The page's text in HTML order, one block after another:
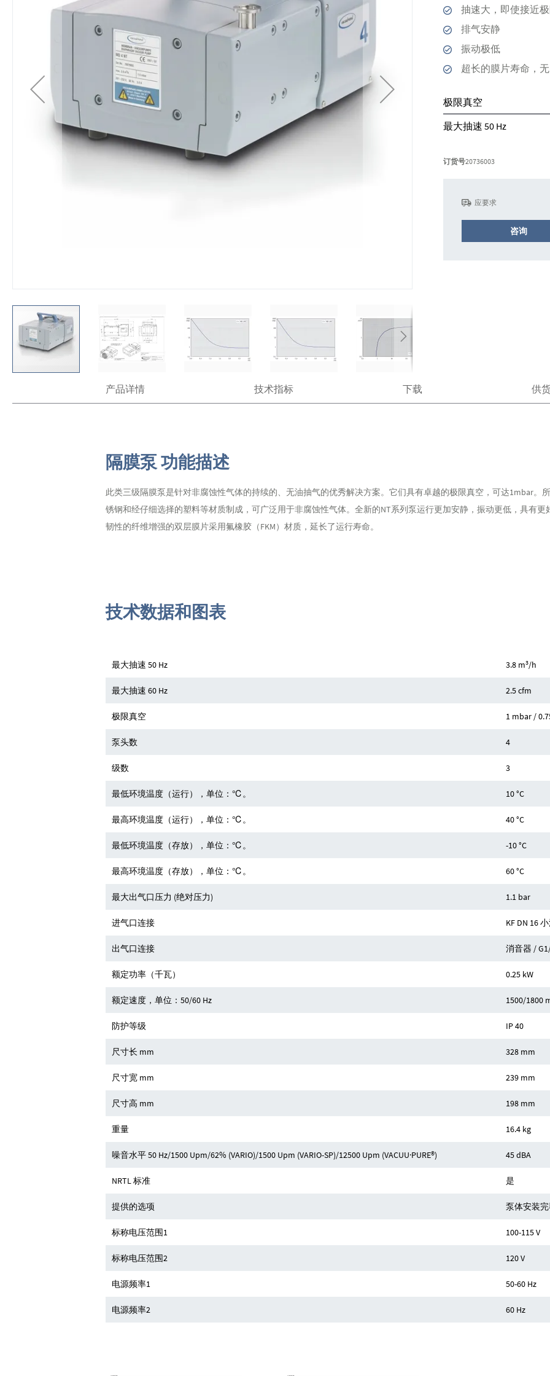
到
抽速大，即使接近
排气安静
振动极低
超长的膜片寿命，
极限真空
最大抽速 50 Hz
订货号20736003
应要求
咨询
产品详情 技术指标 下载 供
隔膜泵 功能描述
此类三级隔膜泵是针对非腐蚀性气体的持续的、无油抽气的优秀解决方案。它们具有卓越的极限真空，可达1mbar。
锈钢和经仔细选择的塑料等材质制成，可广泛用于非腐蚀性气体。全新的NT系列泵运行更加安静，振动更低，具有
韧性的纤维增强的双层膜片采用氟橡胶（FKM）材质，延长了运行寿命。
技术数据和图表
最大抽速 50 Hz 3.8 m3/h
最大抽速 60 Hz 2.5 cfm
极限真空 1 mbar /
泵头数 4
级数 3
最低环境温度（运行），单位：℃。 10 °C
最高环境温度（运行），单位：℃。 40 °C
最低环境温度（存放），单位：℃。 -10 °C
最高环境温度（存放），单位：℃。 60 °C
最大出气口压力 (绝对压力) 1.1 bar
进气口连接 KF DN 16
出气口连接 消音器 /
额定功率（千瓦） 0.25 kW
额定速度，单位：50/60 Hz 1500/1800
防护等级 IP 40
尺寸长 mm 328 mm
尺寸宽 mm 239 mm
尺寸高 mm 198 mm
重量 16.4 kg
噪音水平 50 Hz/1500 Upm/62% (VARIO)/1500 Upm (VARIO-SP)/12500 Upm (VACUU·PURE®) 45 dBA
NRTL 标准 是
提供的选项 泵体安装
标称电压范围1 100-115 V
标称电压范围2 120 V
电源频率1 50-60 Hz
电源频率2 60 Hz